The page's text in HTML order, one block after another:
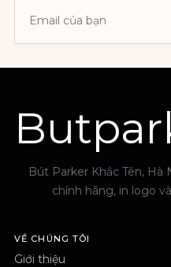
Bút Parker Khắc Tên, Hà
chính hãng, in logo
VỀ CHÚNG TÔI
Giới thiệu